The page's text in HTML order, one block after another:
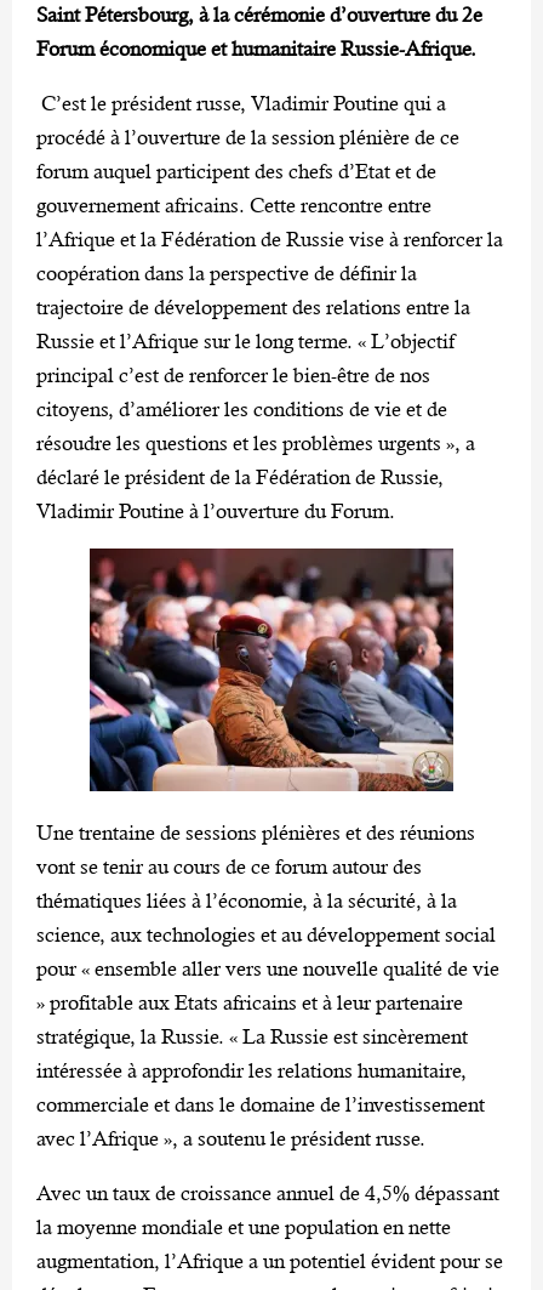
Saint Pétersbourg, à la cérémonie d’ouverture du 2e
Forum économique et humanitaire Russie-Afrique.
C’est le président russe, Vladimir Poutine qui a
procédé à l’ouverture de la session plénière de ce
forum auquel participent des chefs d’Etat et de
gouvernement africains. Cette rencontre entre
l’Afrique et la Fédération de Russie vise à renforcer la
coopération dans la perspective de définir la
trajectoire de développement des relations entre la
Russie et l’Afrique sur le long terme. « L’objectif
principal c’est de renforcer le bien-être de nos
citoyens, d’améliorer les conditions de vie et de
résoudre les questions et les problèmes urgents », a
déclaré le président de la Fédération de Russie,
Vladimir Poutine à l’ouverture du Forum.
Une trentaine de sessions plénières et des réunions
vont se tenir au cours de ce forum autour des
thématiques liées à l’économie, à la sécurité, à la
science, aux technologies et au développement social
pour « ensemble aller vers une nouvelle qualité de vie
» profitable aux Etats africains et à leur partenaire
stratégique, la Russie. « La Russie est sincèrement
intéressée à approfondir les relations humanitaire,
commerciale et dans le domaine de l’investissement
avec l’Afrique », a soutenu le président russe.
Avec un taux de croissance annuel de 4,5% dépassant
la moyenne mondiale et une population en nette
augmentation, l’Afrique a un potentiel évident pour se